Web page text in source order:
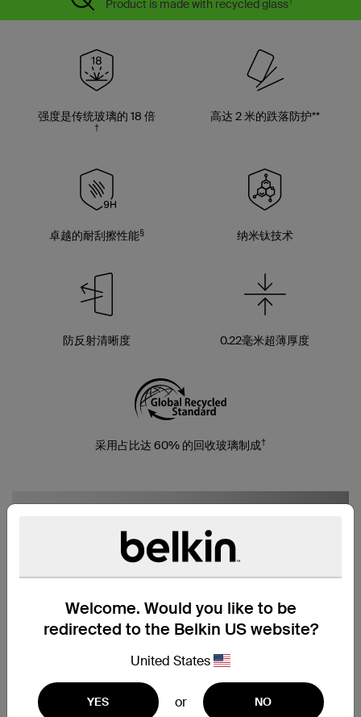
Welcome. Would you like to be
redirected to the Belkin US website?
United States
YES or NO
Product is made with recycled glass
强度是传统玻璃的 18 倍
†
高达 2 米的跌落防护**
卓越的耐刮擦性能§ 纳米钛技术
防反射清晰度 0.22毫米超薄厚度
采用占比达 60% 的回收玻璃制成†